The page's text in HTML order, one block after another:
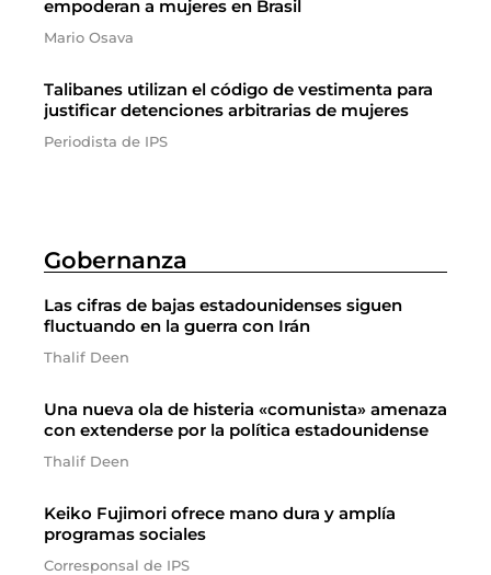
empoderan a mujeres en Brasil
Mario Osava
Talibanes utilizan el código de vestimenta para
justificar detenciones arbitrarias de mujeres
Periodista de IPS
Gobernanza
Las cifras de bajas estadounidenses siguen
fluctuando en la guerra con Irán
Thalif Deen
Una nueva ola de histeria «comunista» amenaza
con extenderse por la política estadounidense
Thalif Deen
Keiko Fujimori ofrece mano dura y amplía
programas sociales
Corresponsal de IPS